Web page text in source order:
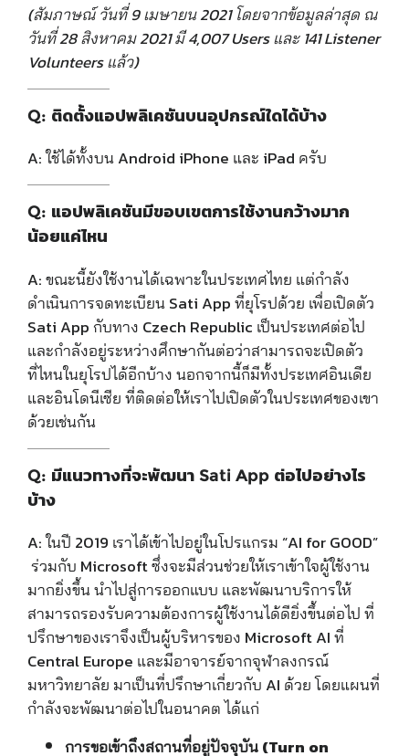
(สัมภาษณ์ วันที่ 9 เมษายน 2021 โดยจากข้อมูลล่าสุด ณ
วันที่ 28 สิงหาคม 2021 มี 4,007 Users และ 141 Listener
Volunteers แล้ว)
Q: ติดตั้งแอปพลิเคชันบนอุปกรณ์ใดได้บ้าง
A:ใช้ได้ทั้งบนAndroid iPhone และ iPad ครับ
Q: แอปพลิเคชันมีขอบเขตการใช้งานกว้างมาก
น้อยแค่ไหน
A:ขณะนี้ยังใช้งานได้เฉพาะในประเทศไทย แต่กำลัง
ดำเนินการจดทะเบียน Sati App ที่ยุโรปด้วย เพื่อเปิดตัว
Sati App กับทาง Czech Republic เป็นประเทศต่อไป
และกำลังอยู่ระหว่างศึกษากันต่อว่าสามารถจะเปิดตัว
ที่ไหนในยุโรปได้อีกบ้าง นอกจากนี้ก็มีทั้งประเทศอินเดีย
และอินโดนีเซีย ที่ติดต่อให้เราไปเปิดตัวในประเทศของเขา
ด้วยเช่นกัน
Q: มีแนวทางที่จะพัฒนา Sati App ต่อไปอย่างไร
บ้าง
A:ในปี 2019 เราได้เข้าไปอยู่ในโปรแกรม “AI for GOOD”
ร่วมกับ Microsoftซึ่งจะมีส่วนช่วยให้เราเข้าใจผู้ใช้งาน
มากยิ่งขึ้น นำไปสู่การออกแบบ และพัฒนาบริการให้
สามารถรองรับความต้องการผู้ใช้งานได้ดียิ่งขึ้นต่อไป ที่
ปรึกษาของเราจึงเป็นผู้บริหารของ Microsoft AI ที่
Central Europe และมีอาจารย์จากจุฬาลงกรณ์
มหาวิทยาลัย มาเป็นที่ปรึกษาเกี่ยวกับ AI ด้วย โดยแผนที่
กำลังจะพัฒนาต่อไปในอนาคต ได้แก่
การขอเข้าถึงสถานที่อยู่ปัจจุบัน(Turn on